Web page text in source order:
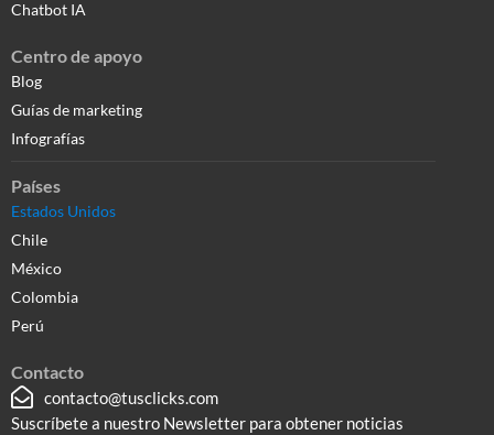
Chatbot IA
Centro de apoyo
Blog
Guías de marketing
Infografías
Países
Estados Unidos
Chile
México
Colombia
Perú
Contacto
contacto@tusclicks.com
Suscríbete a nuestro Newsletter para obtener noticias